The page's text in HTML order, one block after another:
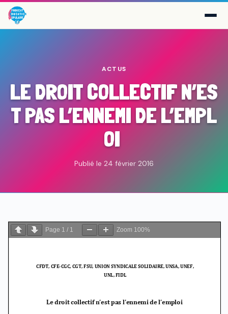
ACTUS
LE DROIT COLLECTIF N’ES
T PAS L’ENNEMI DE L’EMPL
OI
Publié le 24 février 2016
Page 1 / 1 Zoom 100%